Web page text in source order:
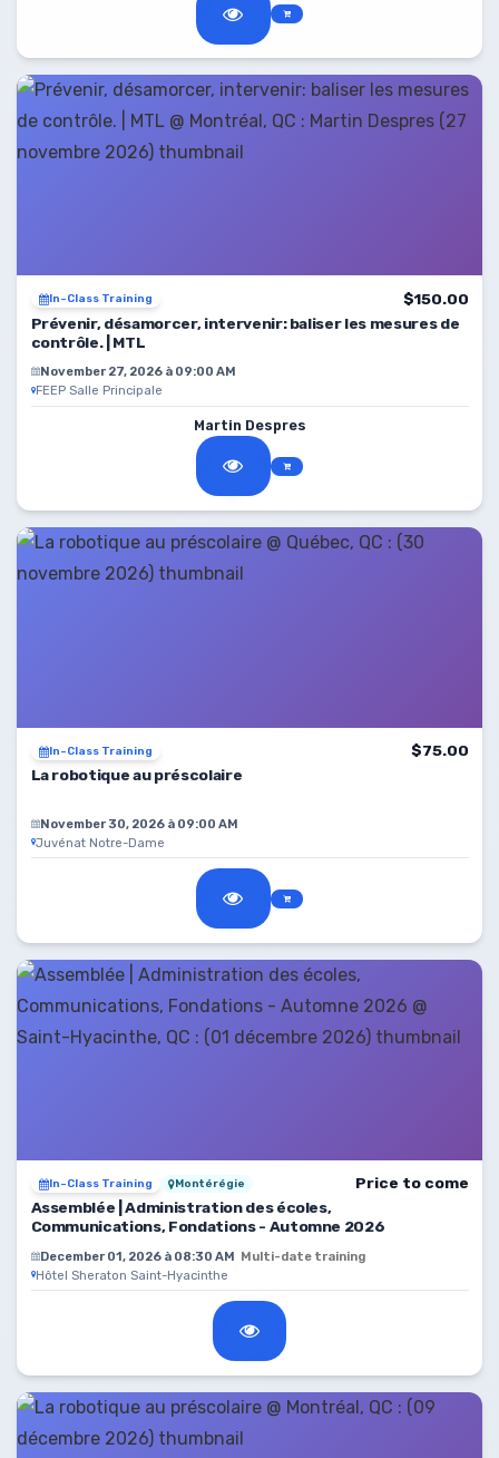
In-Class Training
$150.00
Prévenir, désamorcer, intervenir: baliser les mesures de
contrôle. | MTL
November 27, 2026 à 09:00 AM
FEEP Salle Principale
Martin Despres
In-Class Training
$75.00
La robotique au préscolaire
November 30, 2026 à 09:00 AM
Juvénat Notre-Dame
In-Class Training Montérégie
Price to come
Assemblée | Administration des écoles,
Communications, Fondations - Automne 2026
December 01, 2026 à 08:30 AM Multi-date training
Hôtel Sheraton Saint-Hyacinthe